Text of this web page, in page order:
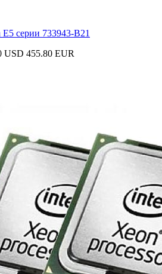
серии 733943-B21
USD 455.80 EUR